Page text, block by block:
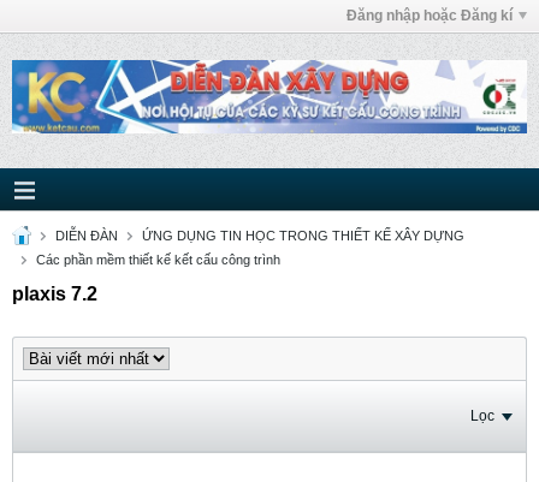
Đăng nhập hoặc Đăng kí
DIỄN ĐÀN
ỨNG DỤNG TIN HỌC TRONG THIẾT KẾ XÂY DỰNG
Các phần mềm thiết kế kết cấu công trình
plaxis 7.2
Lọc